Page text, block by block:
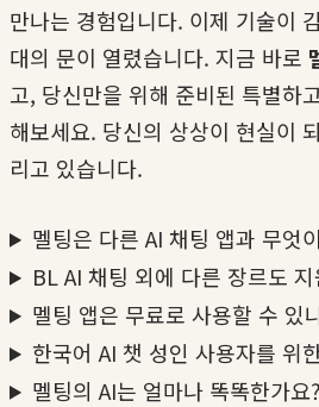
만나는 경험입니다. 이제 기술이
대의 문이 열렸습니다. 지금 바로
고, 당신만을 위해 준비된 특별하
해보세요. 당신의 상상이 현실이
리고 있습니다.
멜팅은 다른 AI 채팅 앱과 무엇
BL AI 채팅 외에 다른 장르도
멜팅 앱은 무료로 사용할 수 있
한국어 AI 챗 성인 사용자를 위
멜팅의 AI는 얼마나 똑똑한가요?